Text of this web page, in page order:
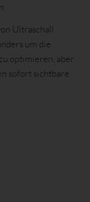
Ultraschall
um die
optimieren, aber
sofort sichtbare
nicht mehr einer
werden können,
aufbewahrt
Maßnahmen
die
ist